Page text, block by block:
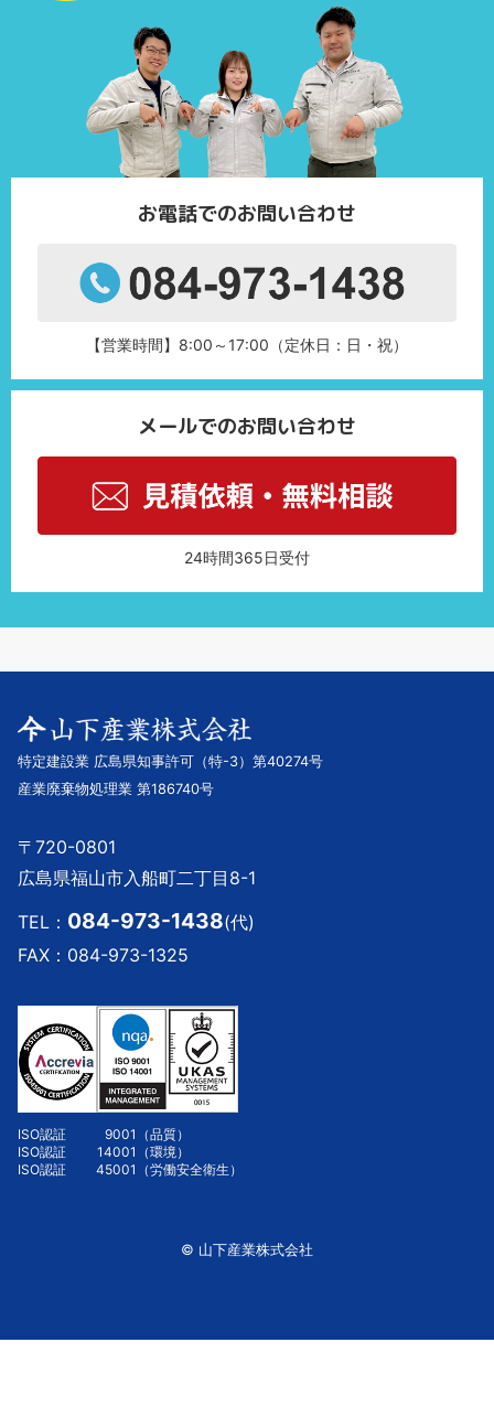
お電話でのお問い合わせ
【営業時間】8:00～17:00（定休日：日・祝）
メールでのお問い合わせ
24時間365日受付
特定建設業 広島県知事許可（特-3）第40274号
産業廃棄物処理業 第186740号
〒720-0801
広島県福山市入船町二丁目8-1
TEL： 084-973-1438(代)
FAX：084-973-1325
ISO認証
ISO認証
ISO認証
9001 （品質）
14001 （環境）
45001 （労働安全衛生）
© 山下産業株式会社